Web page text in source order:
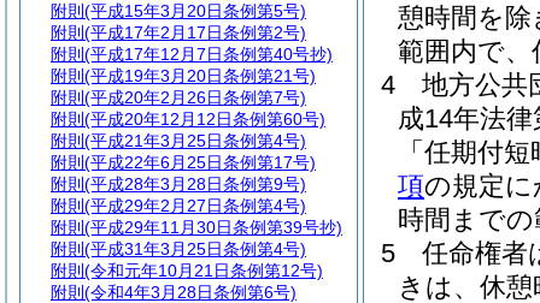
憩時間を
範囲内で
4
地方公共
成14年法律
「任期付
項の規定
時間まで
5
任命権者
きは、休
附則 (平成15年3月20日条例第5号)
附則 (平成17年2月17日条例第2号)
附則 (平成17年12月7日条例第40号抄)
附則 (平成19年3月20日条例第21号)
附則 (平成20年2月26日条例第7号)
附則 (平成20年12月12日条例第60号)
附則 (平成21年3月25日条例第4号)
附則 (平成22年6月25日条例第17号)
附則 (平成28年3月28日条例第9号)
附則 (平成29年2月27日条例第4号)
附則 (平成29年11月30日条例第39号抄)
附則 (平成31年3月25日条例第4号)
附則 (令和元年10月21日条例第12号)
附則 (令和4年3月28日条例第6号)